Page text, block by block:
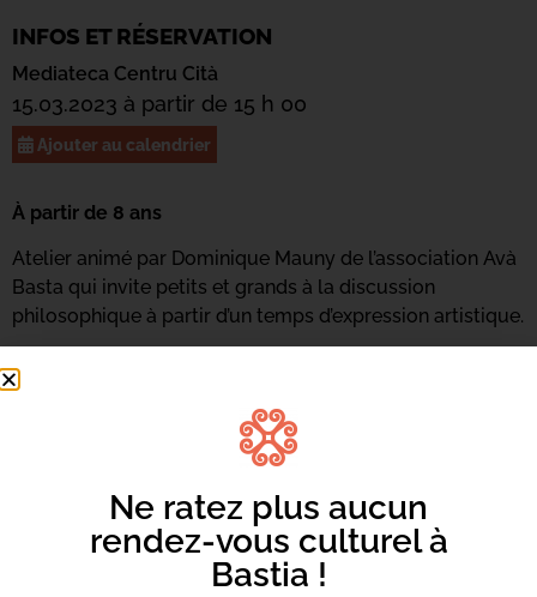
INFOS ET RÉSERVATION
Mediateca Centru Cità
15.03.2023 à partir de 15 h 00
Ajouter au calendrier
À partir de 8 ans
Atelier animé par Dominique Mauny de l’association Avà
Basta qui invite petits et grands à la discussion
philosophique à partir d’un temps d’expression artistique.
mail ici.
Ne ratez plus aucun
rendez-vous culturel à
Bastia !